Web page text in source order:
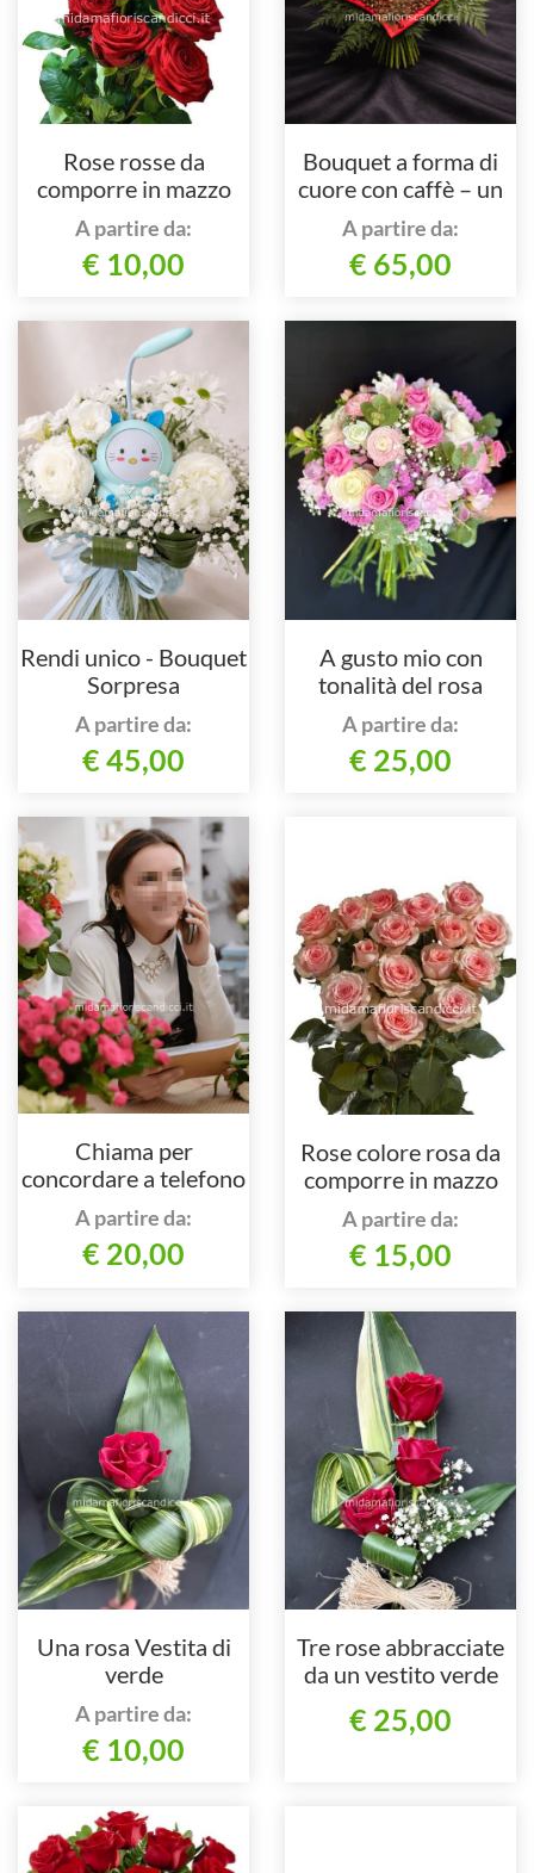
Rose rosse da
comporre in mazzo
per numero di steli.
A partire da:
€ 10,00
Bouquet a forma di
cuore con caffè – un
gesto intenso e
originale
A partire da:
€ 65,00
Rendi unico - Bouquet
Sorpresa
A partire da:
€ 45,00
A gusto mio con
tonalità del rosa
A partire da:
€ 25,00
Chiama per
concordare a telefono
A partire da:
€ 20,00
Rose colore rosa da
comporre in mazzo
per numero di steli.
A partire da:
€ 15,00
Una rosa Vestita di
verde
A partire da:
€ 10,00
Tre rose abbracciate
da un vestito verde
€ 25,00